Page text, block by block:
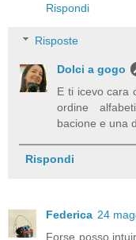
Rispondi
Risposte
Dolci a gogo
E ti icevo cara
ordine
bacione e una
Rispondi
Federica 24
Forse posso